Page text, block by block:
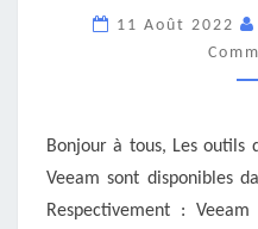
11 Août 2022
Bonjour à tous, Les outils
Veeam sont disponibles
Respectivement :